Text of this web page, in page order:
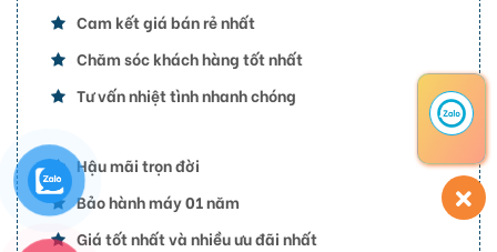
Cam kết giá bán rẻ nhất
Chăm sóc khách hàng tốt nhất
Tư vấn nhiệt tình nhanh chóng
Hậu mãi trọn đời
Bảo hành máy 01 năm
Giá tốt nhất và nhiều ưu đãi nhất